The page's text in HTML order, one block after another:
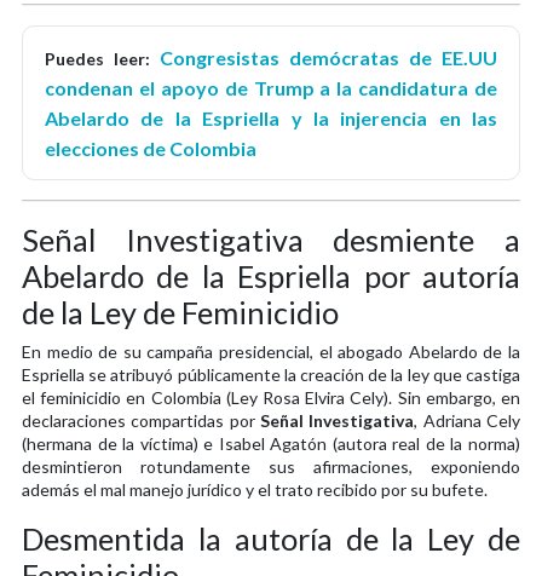
Puedes leer: Congresistas demócratas de EE.UU
condenan el apoyo de Trump a la candidatura de
Abelardo de la Espriella y la injerencia en las
elecciones de Colombia
Señal Investigativa desmiente a
Abelardo de la Espriella por autoría
de la Ley de Feminicidio
En medio de su campaña presidencial, el abogado Abelardo de la
Espriella se atribuyó públicamente la creación de la ley que castiga
el feminicidio en Colombia (Ley Rosa Elvira Cely). Sin embargo, en
declaraciones compartidas por Señal Investigativa, Adriana Cely
(hermana de la víctima) e Isabel Agatón (autora real de la norma)
desmintieron rotundamente sus afirmaciones, exponiendo
además el mal manejo jurídico y el trato recibido por su bufete.
Desmentida la autoría de la Ley de